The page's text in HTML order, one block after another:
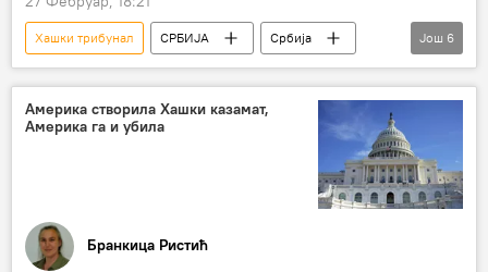
Хашки трибунал СРБИЈА
Србија
Србија – политика
Русија
укидање
Механизам у Хагу
Уједињене нације
СБ УН
Још 6
Америка створила Хашки казамат,
Америка га и убила
Бранкица Ристић